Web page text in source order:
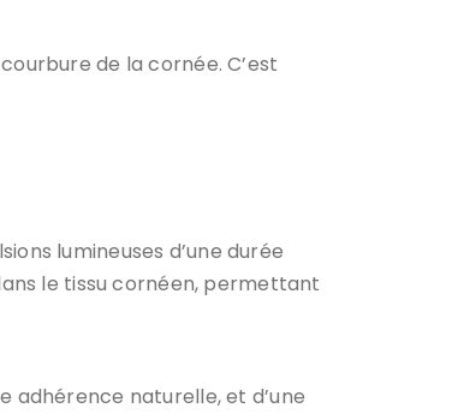
de la cornée. C’est
lumineuses d’une durée
le tissu cornéen, permettant
adhérence naturelle, et d’une